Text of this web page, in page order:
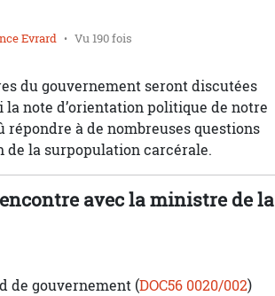
Evrard Vu 190 fois
du gouvernement seront discutées
note d’orientation politique de notre
à de nombreuses questions
de la surpopulation carcérale.
avec la ministre de la
de gouvernement (DOC56 0020/002)